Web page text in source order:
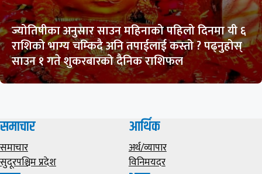
ज्योतिषीका अनुसार साउन महिनाको पहिलो दिनमा यी ६
राशिको भाग्य चम्किदै अनि तपाईलाई कस्तो ? पढ्नुहोस्
साउन १ गते शुकरबारको दैनिक राशिफल
समाचार
समाचार
सुदूरपश्चिम प्रदेश
आर्थिक
अर्थ/व्यापार
विनिमयदर